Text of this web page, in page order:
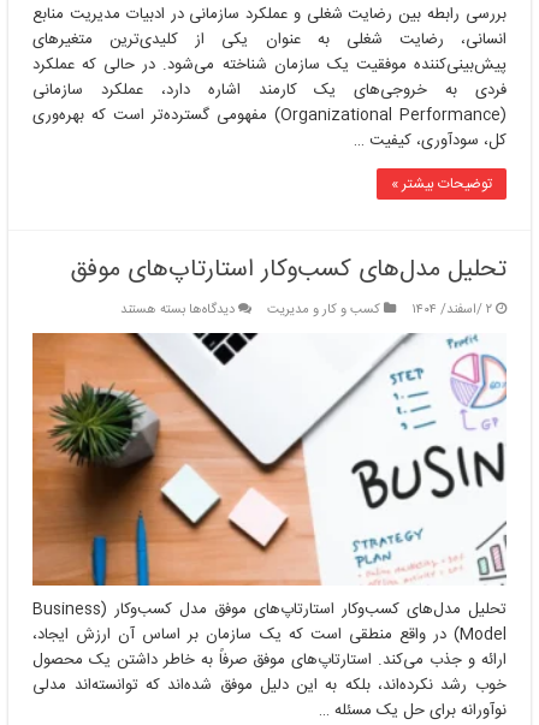
بررسی رابطه بین رضایت شغلی و عملکرد سازمانی در ادبیات مدیریت منابع
انسانی، رضایت شغلی به عنوان یکی از کلیدی‌ترین متغیرهای
پیش‌بینی‌کننده موفقیت یک سازمان شناخته می‌شود. در حالی که عملکرد
فردی به خروجی‌های یک کارمند اشاره دارد، عملکرد سازمانی
(Organizational Performance) مفهومی گسترده‌تر است که بهره‌وری
کل، سودآوری، کیفیت …
توضیحات بیشتر »
تحلیل مدل‌های کسب‌وکار استارتاپ‌های موفق
۲ /اسفند/ ۱۴۰۴ کسب و کار و مدیریت دیدگاه‌هابرای
تحلیل
مدل‌های
کسب‌وکار
استارتاپ‌های
موفق
بسته هستند
تحلیل مدل‌های کسب‌وکار استارتاپ‌های موفق مدل کسب‌وکار (Business
Model) در واقع منطقی است که یک سازمان بر اساس آن ارزش ایجاد،
ارائه و جذب می‌کند. استارتاپ‌های موفق صرفاً به خاطر داشتن یک محصول
خوب رشد نکرده‌اند، بلکه به این دلیل موفق شده‌اند که توانسته‌اند مدلی
نوآورانه برای حل یک مسئله …